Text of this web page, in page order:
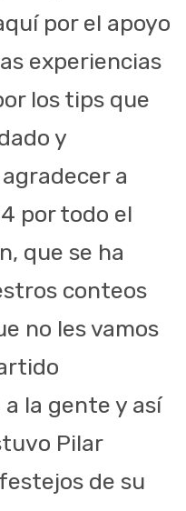
por el apoyo
experiencias
los tips que
y
a
por todo el
que se ha
conteos
no les vamos
la gente y así
Pilar
de su